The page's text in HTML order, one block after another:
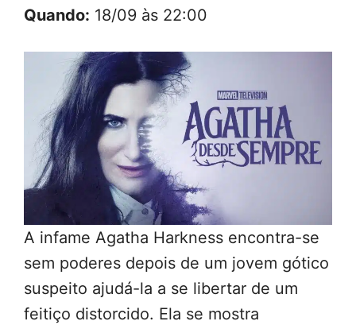
Quando: 18/09 às 22:00
A infame Agatha Harkness encontra-se
sem poderes depois de um jovem gótico
suspeito ajudá-la a se libertar de um
feitiço distorcido. Ela se mostra